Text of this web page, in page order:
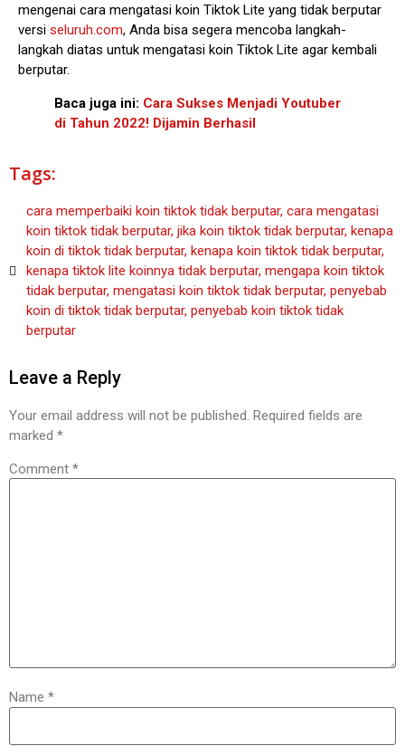
mengenai cara mengatasi koin Tiktok Lite yang tidak berputar
versi seluruh.com, Anda bisa segera mencoba langkah-
langkah diatas untuk mengatasi koin Tiktok Lite agar kembali
berputar.
Baca juga ini: Cara Sukses Menjadi Youtuber
di Tahun 2022! Dijamin Berhasil
Tags:
cara memperbaiki koin tiktok tidak berputar, cara mengatasi
koin tiktok tidak berputar, jika koin tiktok tidak berputar, kenapa
koin di tiktok tidak berputar, kenapa koin tiktok tidak berputar,
kenapa tiktok lite koinnya tidak berputar, mengapa koin tiktok
tidak berputar, mengatasi koin tiktok tidak berputar, penyebab
koin di tiktok tidak berputar, penyebab koin tiktok tidak
berputar
Leave a Reply
Your email address will not be published. Required fields are
marked *
Comment *
Name *